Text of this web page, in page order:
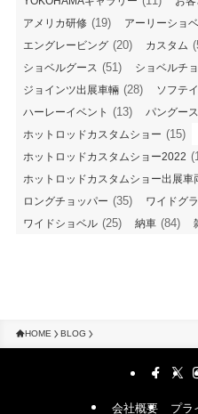
アメリカ研修 (19) アーリーショ
エングレービング (20) カスタム
ショベルグース (51) ショベルチ
ジョインツ出展車輛 (28) ソフテ
ハーレーイベント (13) パングース
ホットロッドカスタムショー (15)
ホットロッドカスタムショー2022
ホットロッドカスタムショー出展車
ロングチョッパー (35) ワイドグ
ワイドショベル (25) 納車 (84)
HOME BLOG
会社概要 プラ